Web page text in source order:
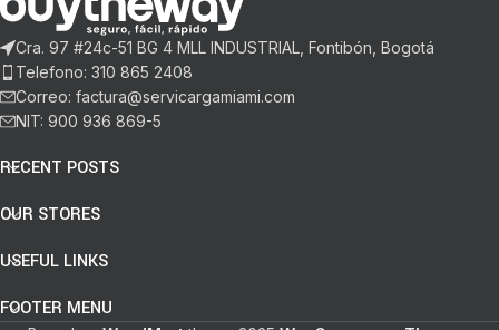
Cra. 97 #24c-51 BG 4 MLL INDUSTRIAL, Fontibón, Bogotá
Telefono: 310 865 2408
Correo: factura@servicargamiami.com
NIT: 900 936 869-5
RECENT POSTS
OUR STORES
USEFUL LINKS
FOOTER MENU